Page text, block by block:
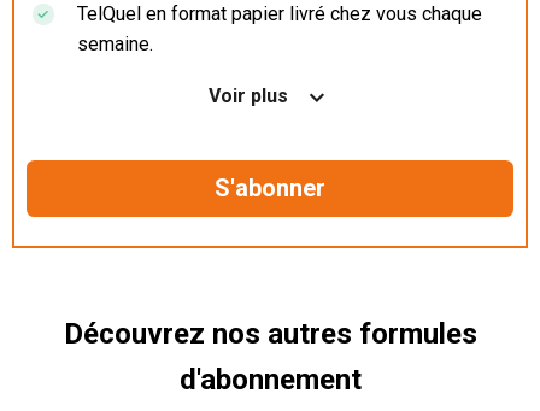
TelQuel en format papier livré chez vous chaque
semaine.
Nos articles en illimité sur ordinateur, tablette et
Le magazine TelQuel en numérique avant la sortie
Des informations confidentielles résérvées aux
Voir plus
Découvrez nos autres formules
d'abonnement